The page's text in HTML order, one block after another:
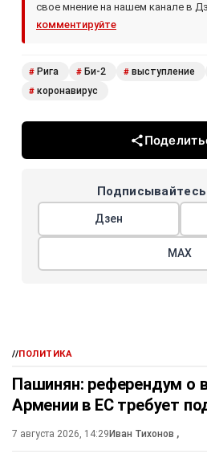
свое мнение на нашем канале в
комментируйте
# Рига # Би-2 # выступление
# коронавирус
Дзен
МАХ
//ПОЛИТИКА
Пашинян: референдум о
Армении в ЕС требует
7 августа 2026, 14:29 Иван Тихонов ,